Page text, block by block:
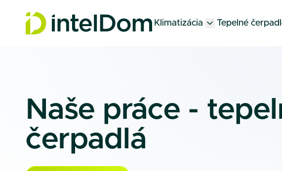
Klimatizácia Tepelné
Naše práce -
čerpadlá